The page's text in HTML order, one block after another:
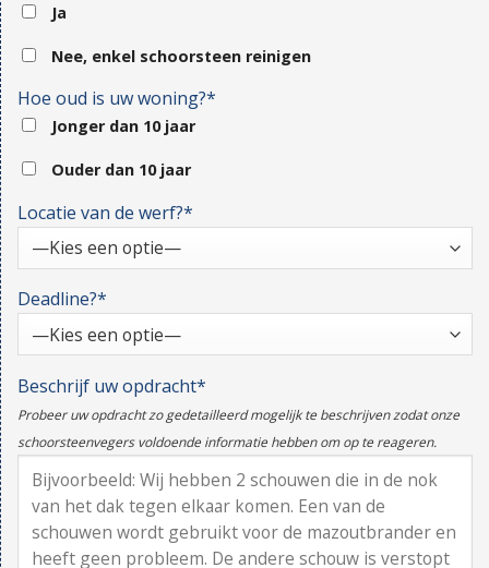
Ja
Nee, enkel schoorsteen reinigen
Hoe oud is uw woning?*
Jonger dan 10 jaar
Ouder dan 10 jaar
Locatie van de werf?*
Deadline?*
Beschrijf uw opdracht*
Probeer uw opdracht zo gedetailleerd mogelijk te beschrijven zodat onze
schoorsteenvegers voldoende informatie hebben om op te reageren.